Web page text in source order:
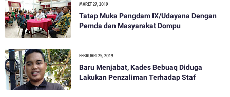
MARET 27, 2019
Tatap Muka Pangdam IX/Udayana Dengan
Pemda dan Masyarakat Dompu
FEBRUARI 25, 2019
Baru Menjabat, Kades Bebuaq Diduga
Lakukan Penzaliman Terhadap Staf